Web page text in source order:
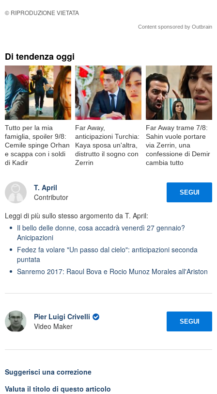
© RIPRODUZIONE VIETATA
Content sponsored by Outbrain
Di tendenza oggi
Tutto per la mia
famiglia, spoiler 9/8:
Cemile spinge Orhan
e scappa con i soldi
di Kadir
Far Away,
anticipazioni Turchia:
Kaya sposa un'altra,
distrutto il sogno con
Zerrin
Far Away trame 7/8:
Sahin vuole portare
via Zerrin, una
confessione di Demir
cambia tutto
T. April
Contributor
SEGUI
Leggi di più sullo stesso argomento da T. April:
Il bello delle donne, cosa accadrà venerdì 27 gennaio?
Anicipazioni
Fedez fa volare "Un passo dal cielo": anticipazioni seconda
puntata
Sanremo 2017: Raoul Bova e Rocio Munoz Morales all'Ariston
Pier Luigi Crivelli
Video Maker
SEGUI
Suggerisci una correzione
Valuta il titolo di questo articolo